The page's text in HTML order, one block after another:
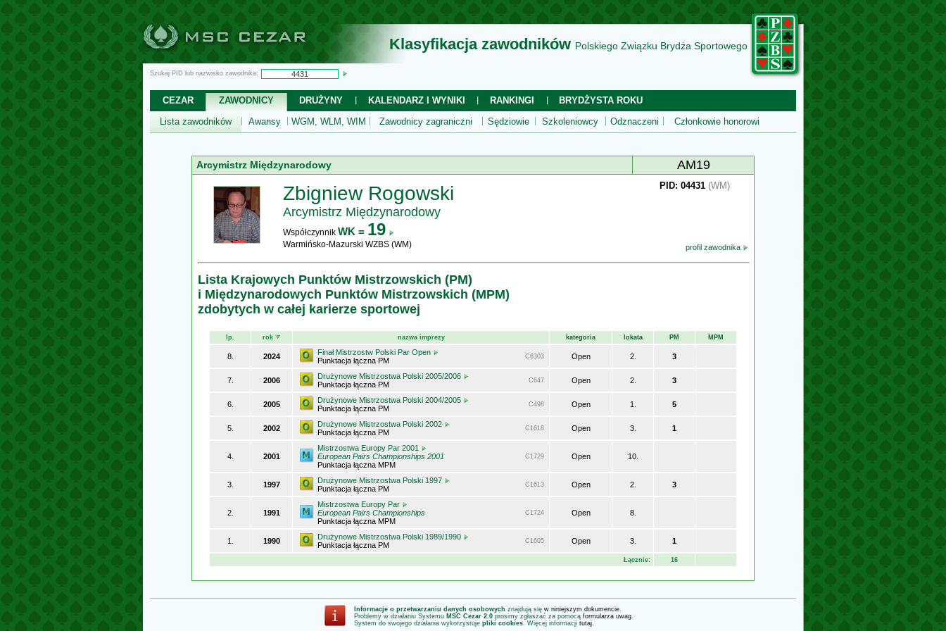
Klasyfikacja zawodników Polskiego Związku Brydża Sportowego
Szukaj PID lub nazwisko zawodnika:
CEZAR ZAWODNICY DRUŻYNY KALENDARZ I WYNIKI RANKINGI
BRYDŻYSTA ROKU
Lista zawodników
Awansy WGM, WLM, WIM Zawodnicy zagraniczni Sędziowie Szkoleniowcy Odznaczeni Członkowie honorowi
Arcymistrz Międzynarodowy AM19
Zbigniew Rogowski
Arcymistrz Międzynarodowy
Współczynnik WK = 19
Warmińsko-Mazurski WZBS (WM)
PID: 04431 (WM)
profil zawodnika
Lista Krajowych Punktów Mistrzowskich (PM)
i Międzynarodowych Punktów Mistrzowskich (MPM)
zdobytych w całej karierze sportowej
lp. rok nazwa imprezy kategoria lokata PM MPM
8. 2024
Finał Mistrzostw Polski Par Open
Punktacja łączna PM
C6303 Open 2. 3
7. 2006
Drużynowe Mistrzostwa Polski 2005/2006
Punktacja łączna PM
C647 Open 2. 3
6. 2005
Drużynowe Mistrzostwa Polski 2004/2005
Punktacja łączna PM
C498 Open 1. 5
5. 2002
Drużynowe Mistrzostwa Polski 2002
Punktacja łączna PM
C1618 Open 3. 1
4. 2001
Mistrzostwa Europy Par 2001
European Pairs Championships 2001
Punktacja łączna MPM
C1729 Open 10.
3. 1997
Drużynowe Mistrzostwa Polski 1997
Punktacja łączna PM
C1613 Open 2. 3
2. 1991
Mistrzostwa Europy Par
European Pairs Championships
Punktacja łączna MPM
C1724 Open 8.
1. 1990
Drużynowe Mistrzostwa Polski 1989/1990
Punktacja łączna PM
C1605 Open 3. 1
Łącznie: 16
Informacje o przetwarzaniu danych osobowych znajdują się w niniejszym dokumencie.
Problemy w działaniu Systemu MSC Cezar 2.0 prosimy zgłaszać za pomocą formularza uwag.
System do swojego działania wykorzystuje pliki cookies. Więcej informacji tutaj.